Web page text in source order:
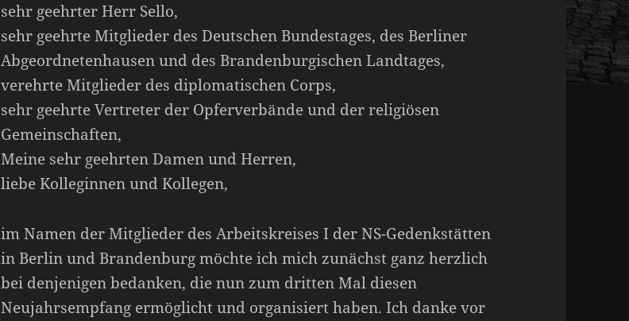
sehr geehrter Herr Sello,
sehr geehrte Mitglieder des Deutschen Bundestages, des Berliner
Abgeordnetenhausen und des Brandenburgischen Landtages,
verehrte Mitglieder des diplomatischen Corps,
sehr geehrte Vertreter der Opferverbände und der religiösen
Gemeinschaften,
Meine sehr geehrten Damen und Herren,
liebe Kolleginnen und Kollegen,
im Namen der Mitglieder des Arbeitskreises I der NS-Gedenkstätten
in Berlin und Brandenburg möchte ich mich zunächst ganz herzlich
bei denjenigen bedanken, die nun zum dritten Mal diesen
Neujahrsempfang ermöglicht und organisiert haben. Ich danke vor